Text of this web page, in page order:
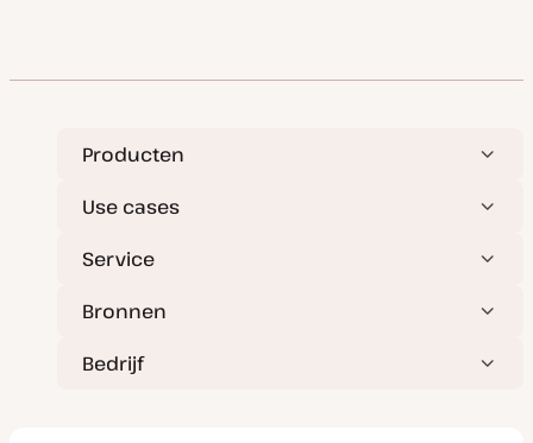
Producten
Use cases
Service
Bronnen
Bedrijf